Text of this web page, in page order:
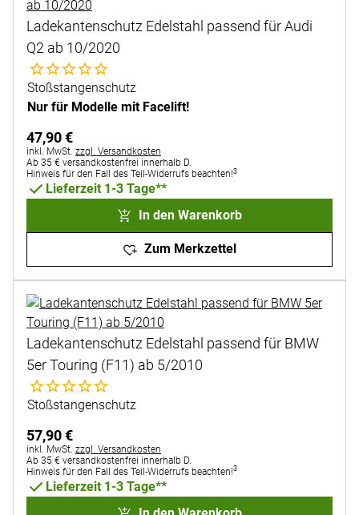
Ladekantenschutz Edelstahl passend für Audi
Q2 ab 10/2020
Noch keine Bewertungen abgegeben
Stoßstangenschutz
Nur für Modelle mit Facelift!
47,90€
Steuerhinweis:
inkl. MwSt. zzgl. Versandkosten
Ab 35 € versandkostenfrei innerhalb D.
Hinweis für den Fall des Teil-Widerrufs beachten!3
Lieferzeit 1-3 Tage**
In den Warenkorb
Zum Merkzettel
Ladekantenschutz Edelstahl passend für BMW
5er Touring (F11) ab 5/2010
Noch keine Bewertungen abgegeben
Stoßstangenschutz
57,90€
Steuerhinweis:
inkl. MwSt. zzgl. Versandkosten
Ab 35 € versandkostenfrei innerhalb D.
Hinweis für den Fall des Teil-Widerrufs beachten!3
Lieferzeit 1-3 Tage**